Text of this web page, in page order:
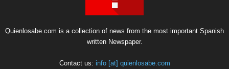
Quienlosabe.com is a collection of news from the most important Spanish
written Newspaper.
Contact us: info [at] quienlosabe.com